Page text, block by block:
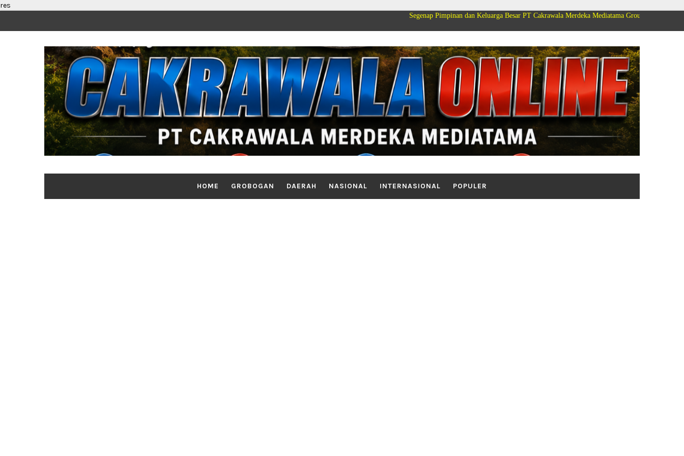
res
Segenap Pimpinan dan Keluarga Besar PT Cakrawala Merdeka Mediatama Group Mengucapkan Selamat
HOME GROBOGAN DAERAH NASIONAL INTERNASIONAL POPULER